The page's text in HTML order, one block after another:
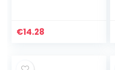
€14.28